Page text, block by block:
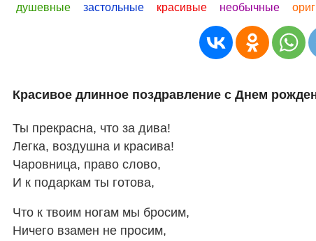
душевные
застольные красивые необычные
Красивое длинное поздравление с Днем
Ты прекрасна, что за дива!
Легка, воздушна и красива!
Чаровница, право слово,
И к подаркам ты готова,
Что к твоим ногам мы бросим,
Ничего взамен не просим,